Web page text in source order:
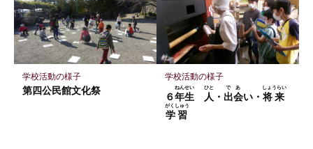
学校活動の様子
第四公民館文化祭
学校活動の様子
６年生
ねんせい
人
ひと
・ 出会
であ
い・将来
しょうらい
学習
がくしゅう